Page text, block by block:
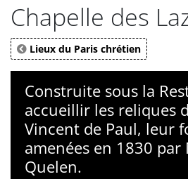
Chapelle des
Lieux du Paris chrétien
Construite sous la
accueillir les reliques
Vincent de Paul, leur
amenées en 1830 par
Quelen.